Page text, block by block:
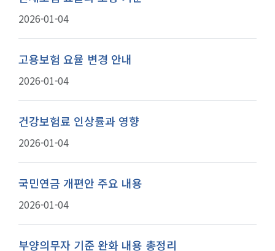
2026-01-04
고용보험 요율 변경 안내
2026-01-04
건강보험료 인상률과 영향
2026-01-04
국민연금 개편안 주요 내용
2026-01-04
부양의무자 기준 완화 내용 총정리